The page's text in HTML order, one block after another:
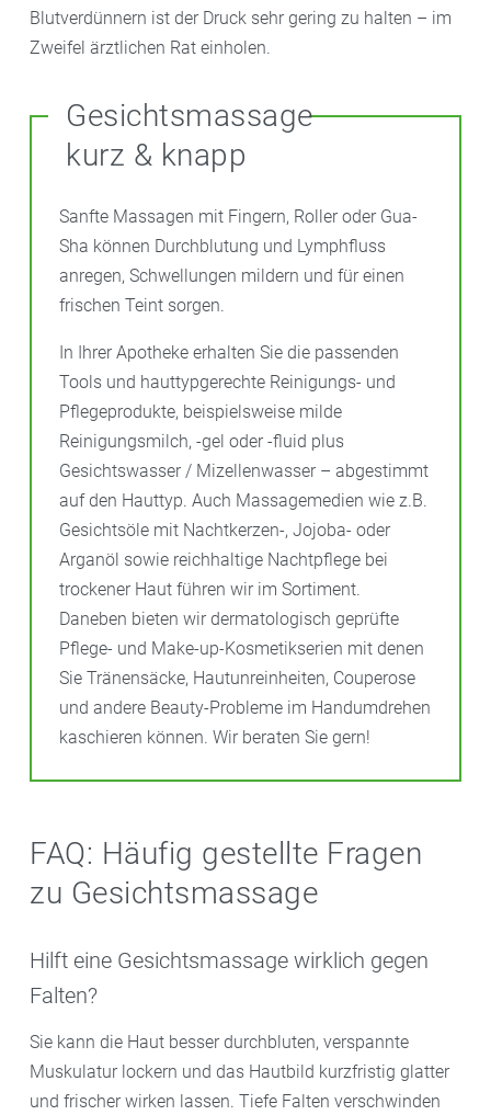
Blutverdünnern ist der Druck sehr gering zu halten – im
Zweifel ärztlichen Rat einholen.
Gesichtsmassage
kurz & knapp
Sanfte Massagen mit Fingern, Roller oder Gua-
Sha können Durchblutung und Lymphfluss
anregen, Schwellungen mildern und für einen
frischen Teint sorgen.
In Ihrer Apotheke erhalten Sie die passenden
Tools und hauttypgerechte Reinigungs- und
Pflegeprodukte, beispielsweise milde
Reinigungsmilch, -gel oder -fluid plus
Gesichtswasser / Mizellenwasser – abgestimmt
auf den Hauttyp. Auch Massagemedien wie z.B.
Gesichtsöle mit Nachtkerzen-, Jojoba- oder
Arganöl sowie reichhaltige Nachtpflege bei
trockener Haut führen wir im Sortiment.
Daneben bieten wir dermatologisch geprüfte
Pflege- und Make-up-Kosmetikserien mit denen
Sie Tränensäcke, Hautunreinheiten, Couperose
und andere Beauty-Probleme im Handumdrehen
kaschieren können. Wir beraten Sie gern!
FAQ: Häufig gestellte Fragen
zu Gesichtsmassage
Hilft eine Gesichtsmassage wirklich gegen
Falten?
Sie kann die Haut besser durchbluten, verspannte
Muskulatur lockern und das Hautbild kurzfristig glatter
und frischer wirken lassen. Tiefe Falten verschwinden